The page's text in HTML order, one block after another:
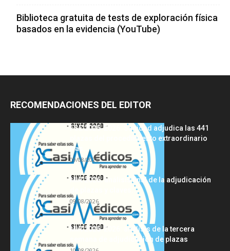
Biblioteca gratuita de tests de exploración física
basados en la evidencia (YouTube)
RECOMENDACIONES DEL EDITOR
FSE 2025-2026: Sanidad adjudica las 441
plazas del procedimiento extraordinario
tras...
09/08/2026
MIR 2026: análisis final de la adjudicación
de plazas y claves...
09/08/2026
MIR 2025-2026: análisis de la tercera
semana de adjudicación de plazas